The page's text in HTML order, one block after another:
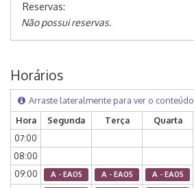
Reservas:
Não possui reservas.
Horários
Arraste lateralmente para ver o conteúdo
Hora
Segunda Terça Quarta
07:00
08:00
09:00
A - EA05 A - EA05 A - EA05